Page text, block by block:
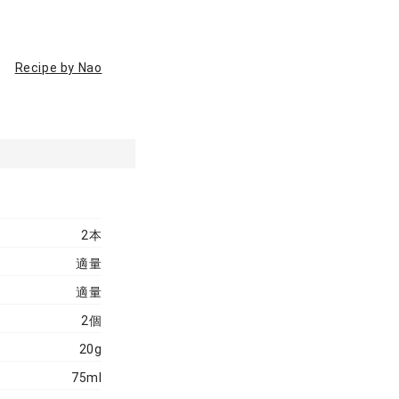
Recipe by Nao
2本
適量
適量
2個
20g
75ml